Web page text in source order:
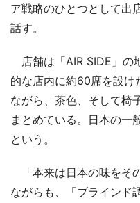
ア戦略のひとつとして出
話す。
店舗は「AIR SIDE」の
的な店内に約60席を設け
ながら、茶色、そして椅
まとめている。日本の一
という。
「本来は日本の味をそ
ながらも、「ブラインド